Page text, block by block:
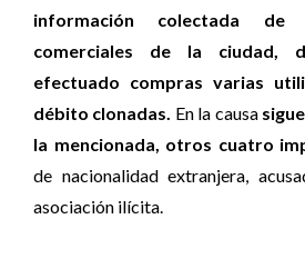
información colectada de
comerciales de la ciudad,
efectuado compras varias
débito clonadas. En la causa
la mencionada, otros cuatro
de nacionalidad extranjera,
asociación ilícita.